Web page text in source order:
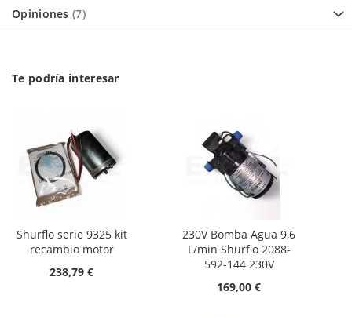
Opiniones 7
Te podría interesar
Shurflo serie 9325 kit
recambio motor
238,79 €
230V Bomba Agua 9,6
L/min Shurflo 2088-
592-144 230V
169,00 €